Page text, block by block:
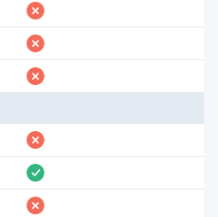
fehlt
fehlt
fehlt
fehlt
vorhanden
fehlt